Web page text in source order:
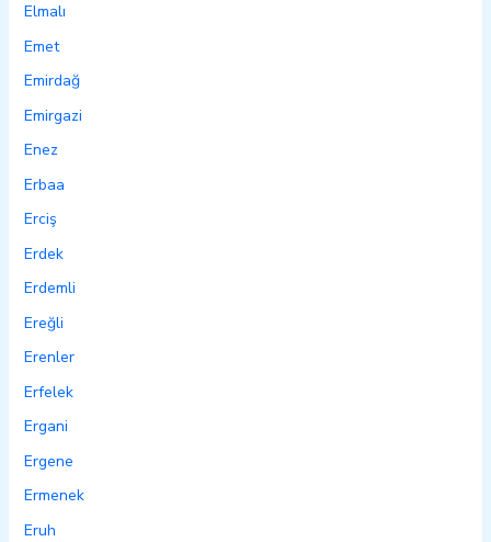
Elmalı
Emet
Emirdağ
Emirgazi
Enez
Erbaa
Erciş
Erdek
Erdemli
Ereğli
Erenler
Erfelek
Ergani
Ergene
Ermenek
Eruh